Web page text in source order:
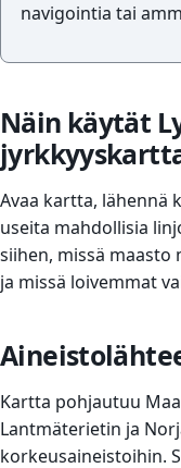
navigointia tai
Näin käytät
Avaa kartta, lähennä
useita mahdollisia
siihen, missä
ja missä loivemmat
Kartta pohjautuu
Lantmäterietin ja
korkeusaineistoihin.